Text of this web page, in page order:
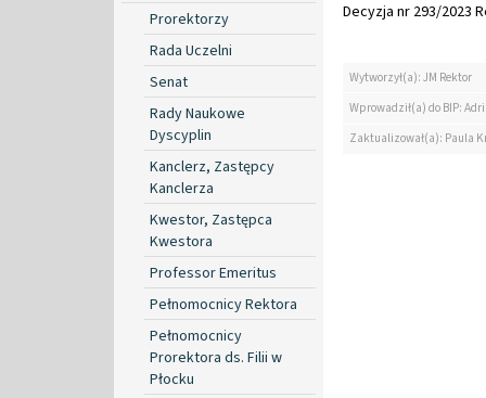
Prorektorzy
Rada Uczelni
Senat
Rady Naukowe
Dyscyplin
Kanclerz, Zastępcy
Kanclerza
Kwestor, Zastępca
Kwestora
Professor Emeritus
Pełnomocnicy Rektora
Pełnomocnicy
Prorektora ds. Filii w
Płocku
Decyzja nr 293/2023
Wytworzył(a): JM Rektor
Wprowadził(a) do BIP:
Zaktualizował(a): Paula